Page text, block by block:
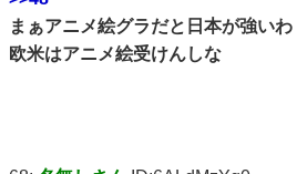
まぁアニメ絵グラだと日本が強いわ
欧米はアニメ絵受けんしな